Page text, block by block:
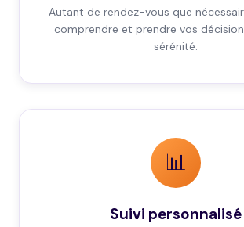
Autant de rendez-vous que
comprendre et prendre vos
sérénité.
📊
Suivi personnalisé